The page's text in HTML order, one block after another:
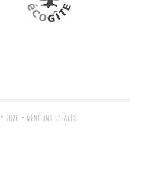
® 2026 • MENTIONS LÉGALES